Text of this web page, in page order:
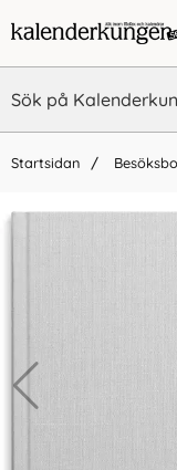
Startsidan
Vi